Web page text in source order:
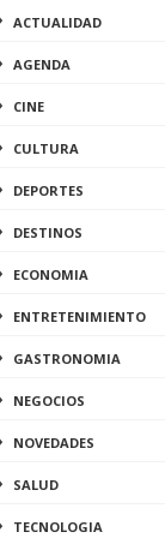
ACTUALIDAD
AGENDA
CINE
CULTURA
DEPORTES
DESTINOS
ECONOMIA
ENTRETENIMIENTO
GASTRONOMIA
NEGOCIOS
NOVEDADES
SALUD
TECNOLOGIA